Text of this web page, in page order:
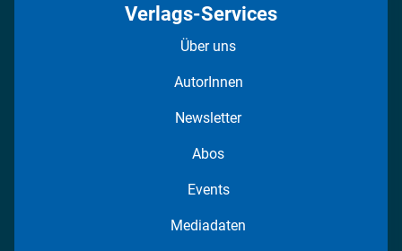
Verlags-Services
Über uns
AutorInnen
Newsletter
Abos
Events
Mediadaten